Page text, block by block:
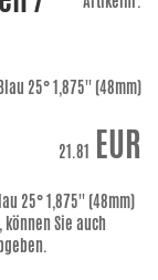
25° 1,875'' (48mm)
21.81 EUR
25° 1,875'' (48mm)
Sie auch